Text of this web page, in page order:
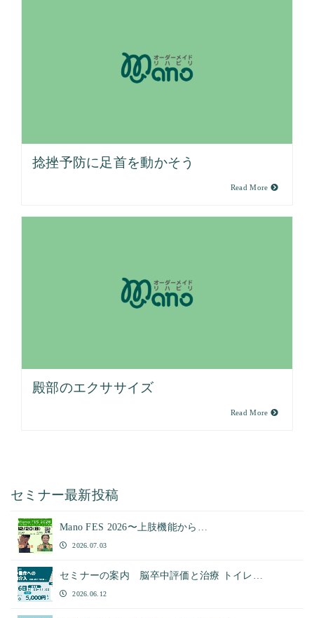
捻挫予防に足首を動かそう
Read More
殿部のエクササイズ
Read More
セミナー最新投稿
Mano FES 2026〜上肢機能から…
2026.07.03
セミナーの案内 脳卒中評価と治療 トイレ…
2026.06.12